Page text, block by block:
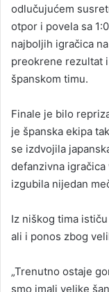
odlučujućem
otpor i povela sa
najboljih igračica
preokrene rezultat
španskom timu.
Finale je bilo
je španska ekipa
se izdvojila
defanzivna
izgubila nijedan
Iz niškog tima
ali i ponos zbog
„Trenutno ostaje
smo imali velike